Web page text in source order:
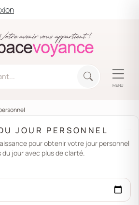
MENU
JOUR PERSONNEL
pour obtenir votre jour personnel
jour avec plus de clarté.